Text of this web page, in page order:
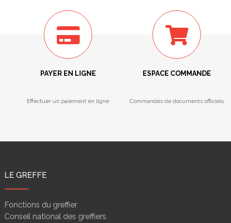
PAYER EN LIGNE
Effectuer un paiement en ligne
ESPACE COMMANDE
Commandes de documents officiels
LE GREFFE
Fonctions du greffier
Conseil national des greffiers